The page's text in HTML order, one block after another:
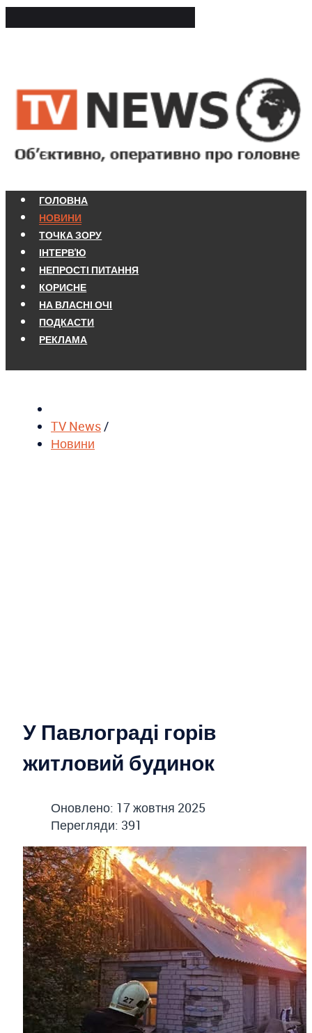
ГОЛОВНА
НОВИНИ
ТОЧКА ЗОРУ
ІНТЕРВ'Ю
НЕПРОСТІ ПИТАННЯ
КОРИСНЕ
НА ВЛАСНІ ОЧІ
ПОДКАСТИ
РЕКЛАМА
TV News/
Новини
У Павлограді горів
житловий будинок
Оновлено: 17 жовтня 2025
Перегляди: 391